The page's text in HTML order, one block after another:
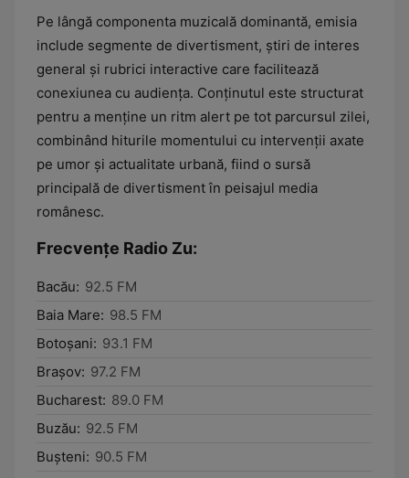
Pe lângă componenta muzicală dominantă, emisia
include segmente de divertisment, știri de interes
general și rubrici interactive care facilitează
conexiunea cu audiența. Conținutul este structurat
pentru a menține un ritm alert pe tot parcursul zilei,
combinând hiturile momentului cu intervenții axate
pe umor și actualitate urbană, fiind o sursă
principală de divertisment în peisajul media
românesc.
Frecvențe Radio Zu:
Bacău: 92.5 FM
Baia Mare: 98.5 FM
Botoşani: 93.1 FM
Braşov: 97.2 FM
Bucharest: 89.0 FM
Buzău: 92.5 FM
Buşteni: 90.5 FM